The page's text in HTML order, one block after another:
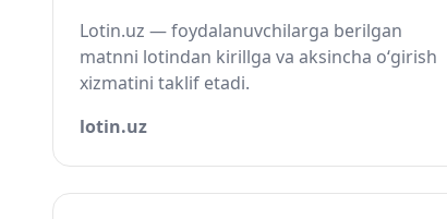
Lotin.uz — foydalanuvchilarga berilgan
matnni lotindan kirillga va aksincha o‘girish
xizmatini taklif etadi.
lotin.uz